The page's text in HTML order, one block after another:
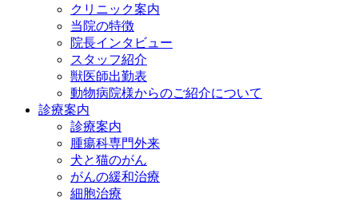
クリニック案内
当院の特徴
院長インタビュー
スタッフ紹介
獣医師出勤表
動物病院様からのご紹介について
診療案内
診療案内
腫瘍科専門外来
犬と猫のがん
がんの緩和治療
細胞治療